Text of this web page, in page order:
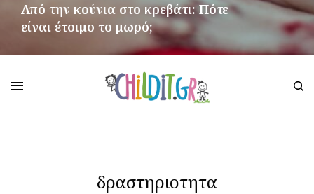
Από την κούνια στο κρεβάτι: Πότε
είναι έτοιμο το μωρό;
δραστηριοτητα